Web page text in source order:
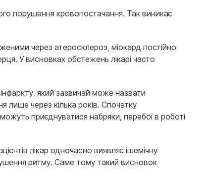
порушення кровопостачання. Так виникає
через атеросклероз, міокард постійно
У висновках обстежень лікарі часто
який зазвичай може назвати
лише через кілька років. Спочатку
приєднуватися набряки, перебої в роботі
лікар одночасно виявляє ішемічну
ритму. Саме тому такий висновок